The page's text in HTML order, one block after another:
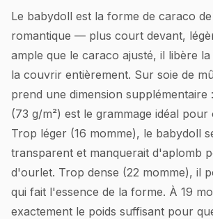
Le babydoll est la forme de caraco
romantique — plus court devant,
ample que le caraco ajusté, il libère
la couvrir entièrement. Sur soie de
prend une dimension supplémentaire
(73 g/m²) est le grammage idéal pour
Trop léger (16 momme), le babydoll
transparent et manquerait d'aplomb
d'ourlet. Trop dense (22 momme), il
qui fait l'essence de la forme. À 19
exactement le poids suffisant pour